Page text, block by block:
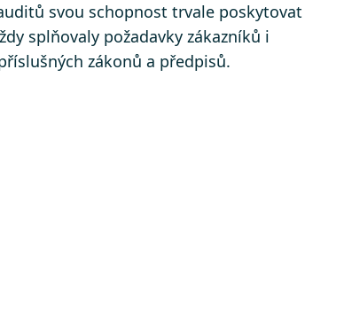
svou schopnost trvale poskytovat
splňovaly požadavky zákazníků i
zákonů a předpisů.